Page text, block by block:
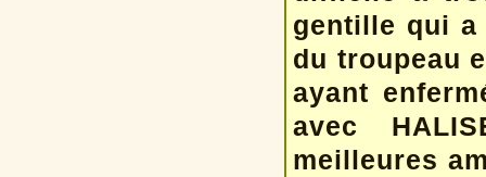
gentille qui a
du troupeau
ayant
avec
meilleures